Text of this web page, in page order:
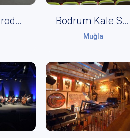
Bodrum Herodot Kültür Merkezi Bodrum Kale Sahne
Muğla